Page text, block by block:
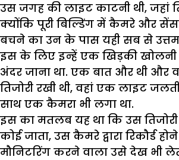
उस जगह की लाइट काटनी थी, जहां
क्योंकि पूरी बिल्डिंग में कैमरे और
बचने का उन के पास यही सब से उत्तम
इस के लिए इन्हें एक खिड़की खोलनी
अंदर जाना था. एक बात और थी और
तिजोरी रखी थी, वहां एक लाइट
साथ एक कैमरा भी लगा था.
इस का मतलब यह था कि उस
कोई जाता, उस कैमरे द्वारा रिकौर्ड
मौनिटरिंग करने वाला उसे देख भी